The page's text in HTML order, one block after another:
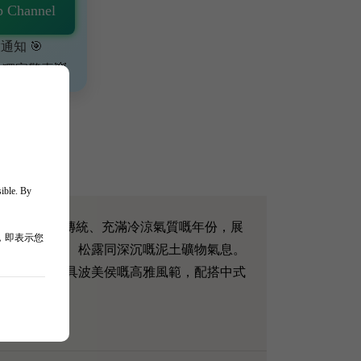
By
即表示您
Channel
知 🎯
家驚喜💥
一個回歸傳統、充滿冷涼氣質嘅年份，展
嘅雪松木、松露同深沉嘅泥土礦物氣息。
典老酒極具波美侯嘅高雅風範，配搭中式